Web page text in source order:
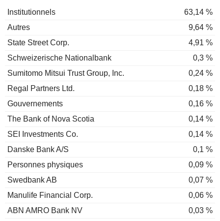
Institutionnels
63,14 %
Autres
9,64 %
State Street Corp.
4,91 %
Schweizerische Nationalbank
0,3 %
Sumitomo Mitsui Trust Group, Inc.
0,24 %
Regal Partners Ltd.
0,18 %
Gouvernements
0,16 %
The Bank of Nova Scotia
0,14 %
SEI Investments Co.
0,14 %
Danske Bank A/S
0,1 %
Personnes physiques
0,09 %
Swedbank AB
0,07 %
Manulife Financial Corp.
0,06 %
ABN AMRO Bank NV
0,03 %